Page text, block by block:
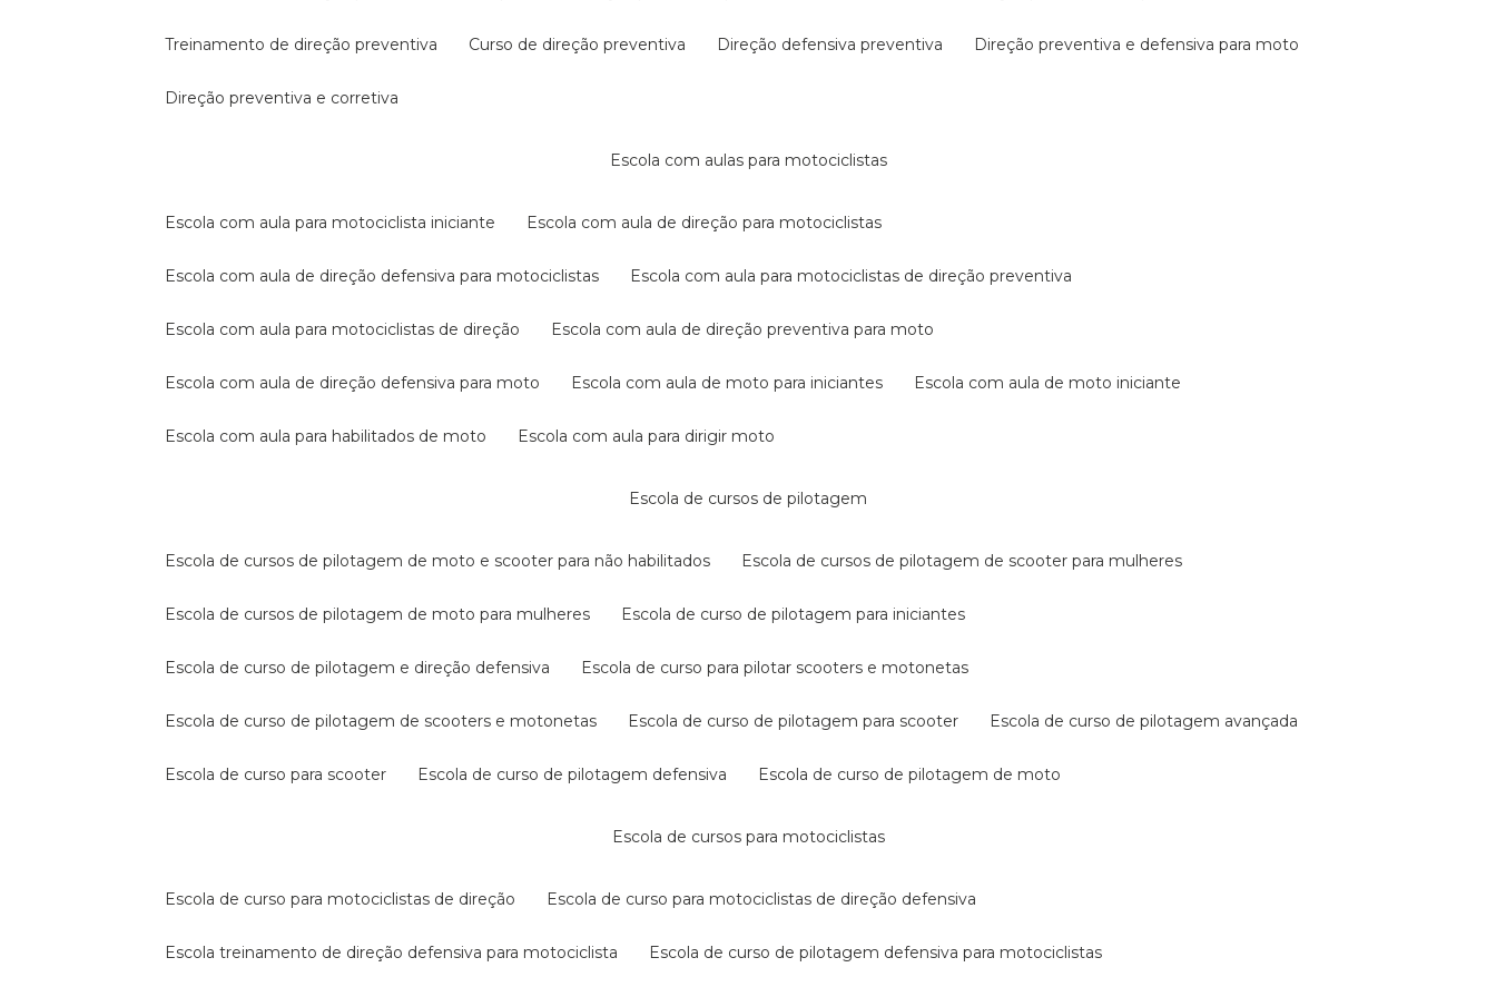
treinamento de direção preventiva curso de direção preventiva direção defensiva preventiva direção preventiva e defensiva para moto
direção preventiva e corretiva
escola com aulas para motociclistas
escola com aula para motociclista iniciante escola com aula de direção para motociclistas
escola com aula de direção defensiva para motociclistas escola com aula para motociclistas de direção preventiva
escola com aula para motociclistas de direção escola com aula de direção preventiva para moto
escola com aula de direção defensiva para moto escola com aula de moto para iniciantes escola com aula de moto iniciante
escola com aula para habilitados de moto escola com aula para dirigir moto
escola de cursos de pilotagem
escola de cursos de pilotagem de moto e scooter para não habilitados escola de cursos de pilotagem de scooter para mulheres
escola de cursos de pilotagem de moto para mulheres escola de curso de pilotagem para iniciantes
escola de curso de pilotagem e direção defensiva escola de curso para pilotar scooters e motonetas
escola de curso de pilotagem de scooters e motonetas escola de curso de pilotagem para scooter escola de curso de pilotagem avançada
escola de curso para scooter escola de curso de pilotagem defensiva escola de curso de pilotagem de moto
escola de cursos para motociclistas
escola de curso para motociclistas de direção escola de curso para motociclistas de direção defensiva
escola treinamento de direção defensiva para motociclista escola de curso de pilotagem defensiva para motociclistas